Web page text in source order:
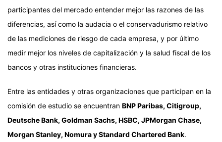
participantes del mercado entender mejor las razones de las
diferencias, así como la audacia o el conservadurismo relativo
de las mediciones de riesgo de cada empresa, y por último
medir mejor los niveles de capitalización y la salud fiscal de los
bancos y otras instituciones financieras.
Entre las entidades y otras organizaciones que participan en la
comisión de estudio se encuentran BNP Paribas, Citigroup,
Deutsche Bank, Goldman Sachs, HSBC, JPMorgan Chase,
Morgan Stanley, Nomura y Standard Chartered Bank.